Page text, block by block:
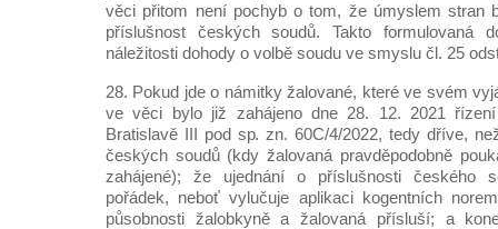
věci přitom není pochyb o tom, že úmyslem stran
příslušnost českých soudů. Takto formulovaná
náležitosti dohody o volbě soudu ve smyslu čl. 25
28. Pokud jde o námitky žalované, které ve svém
ve věci bylo již zahájeno dne 28. 12. 2021
Bratislavě III pod sp. zn. 60C/4/2022, tedy dříve,
českých soudů (kdy žalovaná pravděpodobně
zahájené); že ujednání o příslušnosti českého
pořádek, neboť vylučuje aplikaci kogentních
působnosti žalobkyně a žalovaná přísluší; a